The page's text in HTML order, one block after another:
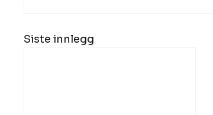
Siste innlegg